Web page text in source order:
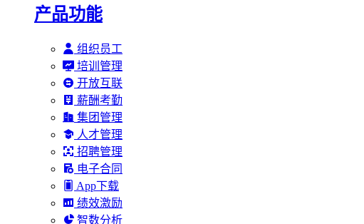
产品功能
组织员工
培训管理
开放互联
薪酬考勤
集团管理
人才管理
招聘管理
电子合同
App下载
绩效激励
智数分析